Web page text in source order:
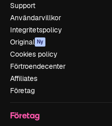
Support
Användarvillkor
Integritetspolicy
Original Ny
Cookies policy
Förtroendecenter
Affiliates
Företag
Företag